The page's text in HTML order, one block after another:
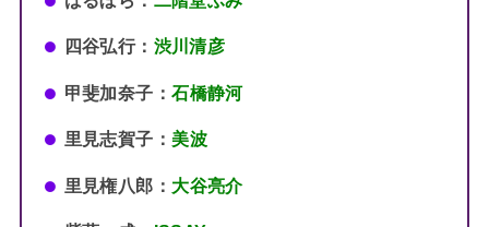
四谷弘行： 渋川清彦
甲斐加奈子：石橋静河
里見志賀子： 美波
里見権八郎： 大谷亮介